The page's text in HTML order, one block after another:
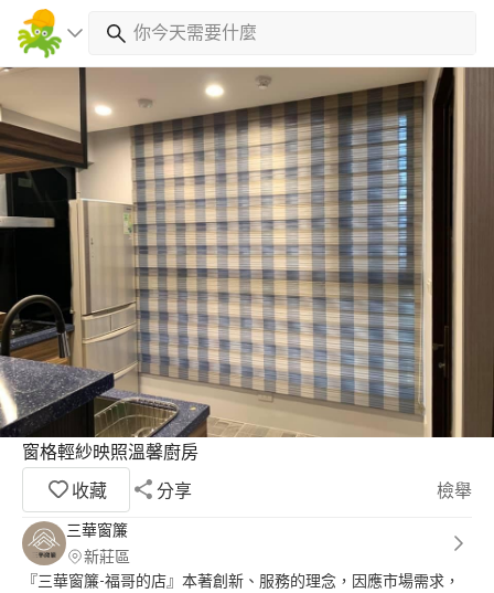
窗格輕紗映照溫馨廚房
收藏
分享 檢舉
三華窗簾
新莊區
『三華窗簾-福哥的店』本著創新、服務的理念，因應市場需求，